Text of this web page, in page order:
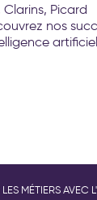
Clarins, Picard
nos
MÉTIERS AVEC